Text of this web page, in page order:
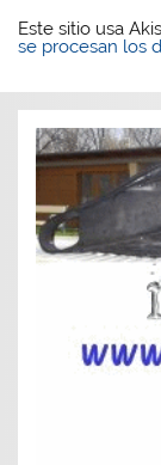
Este sitio usa
se procesan los